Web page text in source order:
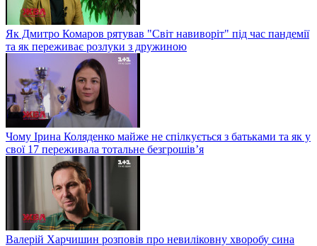
Як Дмитро Комаров рятував "Світ навиворіт" під час пандемії
та як переживає розлуки з дружиною
Чому Ірина Коляденко майже не спілкується з батьками та як у
свої 17 переживала тотальне безгрошів’я
Валерій Харчишин розповів про невиліковну хворобу сина